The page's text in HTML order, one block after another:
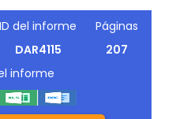
ID del informe
DAR4115
Páginas
207
informe